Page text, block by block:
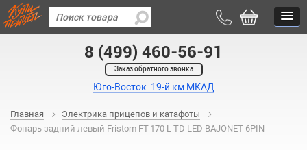
8 (499) 460-56-91
Заказ обратного звонка
Юго-Восток: 19-й км МКАД
Главная
Электрика прицепов и катафоты
Фонарь задний левый Fristom FT-170 L TD LED BAJONET 6PIN